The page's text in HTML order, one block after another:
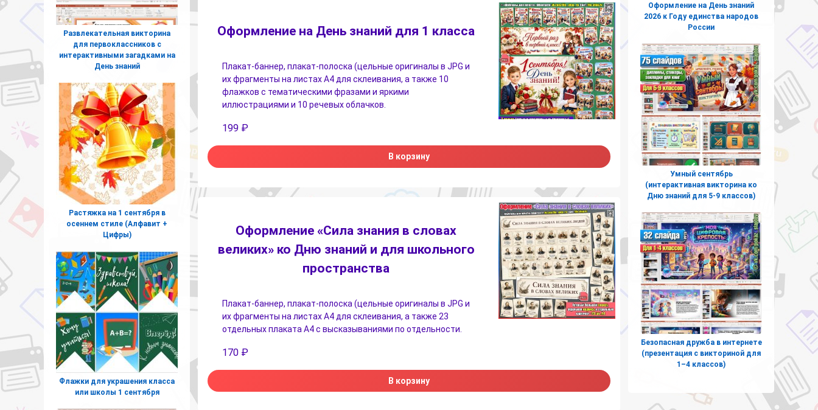
Оформление на День знаний для 1 класса
Плакат-баннер, плакат-полоска (цельные оригиналы в JPG и
их фрагменты на листах A4 для склеивания, а также 10
флажков с тематическими фразами и яркими
иллюстрациями и 10 речевых облачков.
199 ₽
В корзину
Оформление «Сила знания в словах
великих» ко Дню знаний и для школьного
пространства
Плакат-баннер, плакат-полоска (цельные оригиналы в JPG и
их фрагменты на листах A4 для склеивания, а также 23
отдельных плаката А4 с высказываниями по отдельности.
170 ₽
В корзину
Развлекательная викторина
для первоклассников с
интерактивными загадками на
День знаний
Растяжка на 1 сентября в
осеннем стиле (Алфавит +
Цифры)
Флажки для украшения класса
или школы 1 сентября
Оформление на День знаний
2026 к Году единства народов
России
Умный сентябрь
(интерактивная викторина ко
Дню знаний для 5-9 классов)
Безопасная дружба в интернете
(презентация с викториной для
1–4 классов)